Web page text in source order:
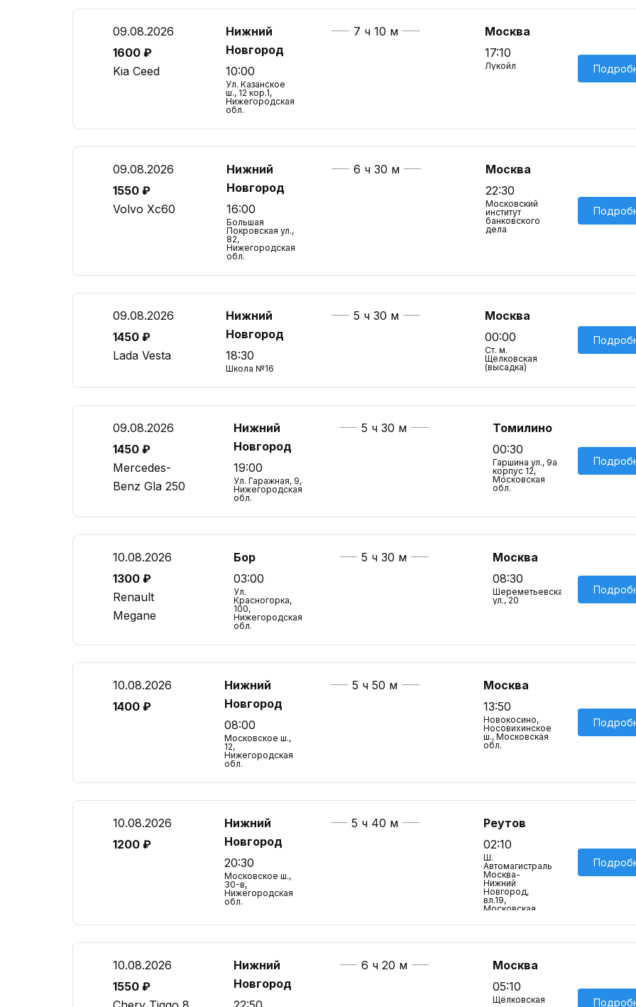
09.08.2026
1600 ₽
Kia Ceed
Нижний
Новгород
10:00
Ул. Казанское
ш., 12 кор.1,
Нижегородская
обл.
7 ч 10 м
Москва
17:10
Лукойл
09.08.2026
1550 ₽
Volvo Xc60
Нижний
Новгород
16:00
Большая
Покровская ул.,
82,
Нижегородская
обл.
6 ч 30 м
Москва
22:30
Московский
институт
банковского
дела
09.08.2026
1450 ₽
Lada Vesta
Нижний
Новгород
18:30
Школа №16
5 ч 30 м
Москва
00:00
Ст. м.
Щёлковская
(высадка)
09.08.2026
1450 ₽
Mercedes-
Benz Gla 250
Нижний
Новгород
19:00
Ул. Гаражная, 9,
Нижегородская
обл.
5 ч 30 м
Томилино
00:30
Гаршина ул., 9а
корпус 12,
Московская
обл.
10.08.2026
1300 ₽
Renault
Megane
Бор
03:00
Ул.
Красногорка,
100,
Нижегородская
обл.
5 ч 30 м
Москва
08:30
Шереметьевская
ул., 20
10.08.2026
1400 ₽
Нижний
Новгород
08:00
Московское ш.,
12,
Нижегородская
обл.
5 ч 50 м
Москва
13:50
Новокосино,
Носовихинское
ш., Московская
обл.
10.08.2026
1200 ₽
Нижний
Новгород
20:30
Московское ш.,
30-в,
Нижегородская
обл.
5 ч 40 м
Реутов
02:10
Ш.
Автомагистраль
Москва-
Нижний
Новгород,
вл.19,
Московская
10.08.2026
1550 ₽
Нижний
Новгород
6 ч 20 м
Москва
05:10
Щёлковская